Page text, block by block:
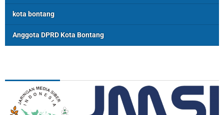
kota bontang
Anggota DPRD Kota Bontang